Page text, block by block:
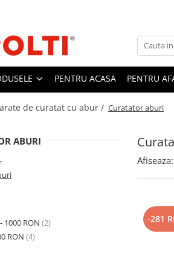
PENTRU ACASA PENTRU
de curatat cu abur / Curatator aburi
ABURI
1000 RON (2)
RON (4)
Afiseaza:
-281